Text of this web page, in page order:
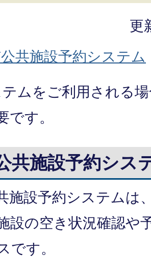
更
共施設予約システム
テムをご利用される
です。
共施設予約シス
施設予約システムは
設の空き状況確認や
です。